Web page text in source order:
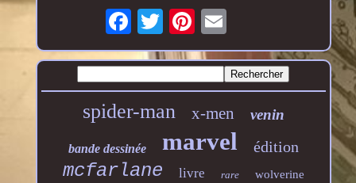
spider-man x-men venin
bande dessinée marvel édition
mcfarlane livre rare wolverine